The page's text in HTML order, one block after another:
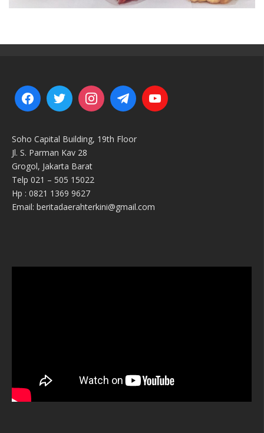
Soho Capital Building, 19th Floor
Jl. S. Parman Kav 28
Grogol, Jakarta Barat
Telp 021 – 505 15022
Hp : 0821 1369 9627
Email: beritadaerahterkini@gmail.com